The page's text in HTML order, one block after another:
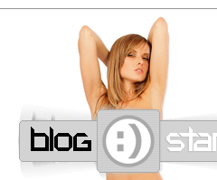
——————————————